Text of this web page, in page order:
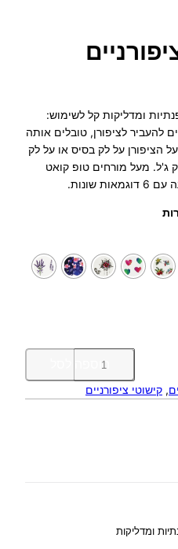
ומדליקות קל לשימוש:
להעביר לציפורן, טובלים אותה
הציפורן על לק בסיס או על לק
ג'ל. מעל מורחים טופ קואט
שונות.
כ
ו
ק
הוספה לסל
, קישוטי ציפורניים
ומדליקות